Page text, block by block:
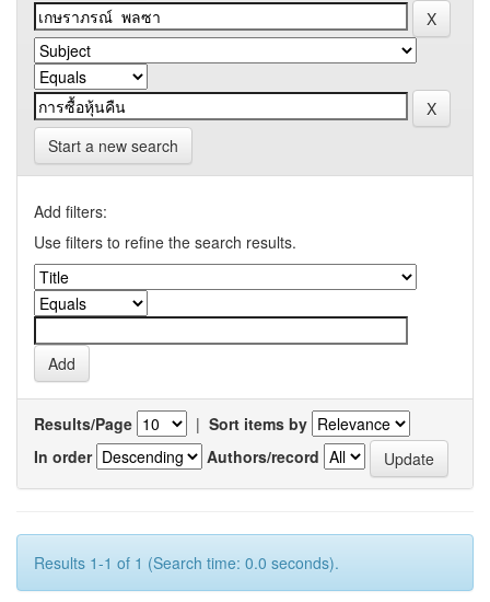
Start a new search
Add filters:
Use filters to refine the search results.
Results/Page | Sort items by
In order
Authors/record
Results 1-1 of 1 (Search time: 0.0 seconds).